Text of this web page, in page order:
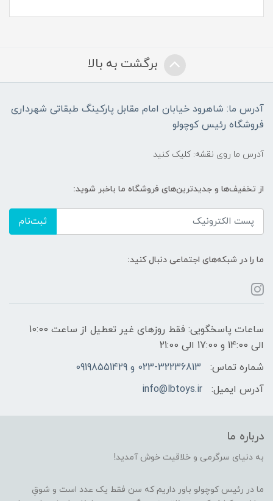
برگشت به بالا
آدرس ما: شاهرود خیابان امام مقابل پارکینگ طبقاتی شهرداری
فروشگاه رئیس کوچولو
آدرس ما روی نقشه: کلیک کنید
از تخفیف‌ها و جدیدترین‌های فروشگاه ما باخبر شوید:
ثبت‌نام
ما را در شبکه‌های اجتماعی دنبال کنید:
ساعات پاسخگویی: فقط روزهای غیر تعطیل از ساعت 10:00
الی 14:00 و 17:00 الی 21:00
شماره تماس:
023-32236813 و 09198551429
آدرس ایمیل:
info@lbtoys.ir
درباره ما
به دنیای سرگرمی و خلاقیت خوش آمدید!
ما در رئیس کوچولو باور داریم که سن فقط یک عدد است و شوقِ